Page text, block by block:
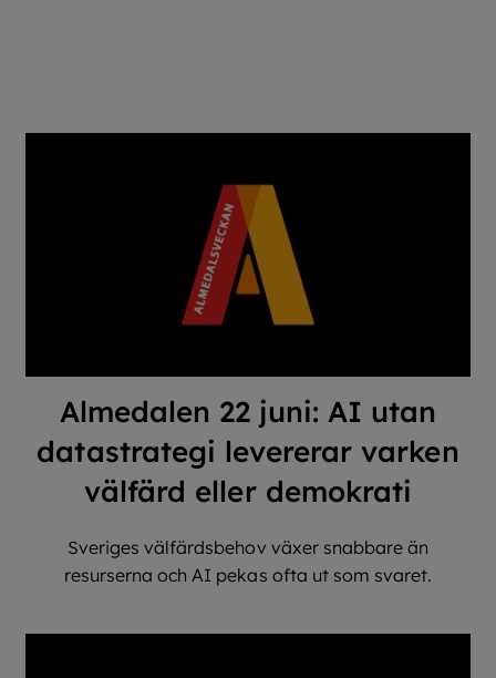
Almedalen 22 juni: AI utan
datastrategi levererar varken
välfärd eller demokrati
Sveriges välfärdsbehov växer snabbare än
resurserna och AI pekas ofta ut som svaret.